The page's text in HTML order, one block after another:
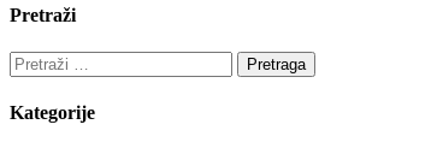
Pretraži
Pretraga:
Kategorije